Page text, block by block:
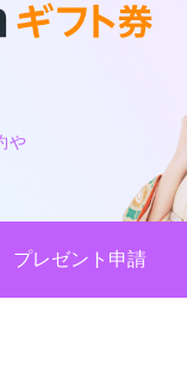
や
プレゼント申請